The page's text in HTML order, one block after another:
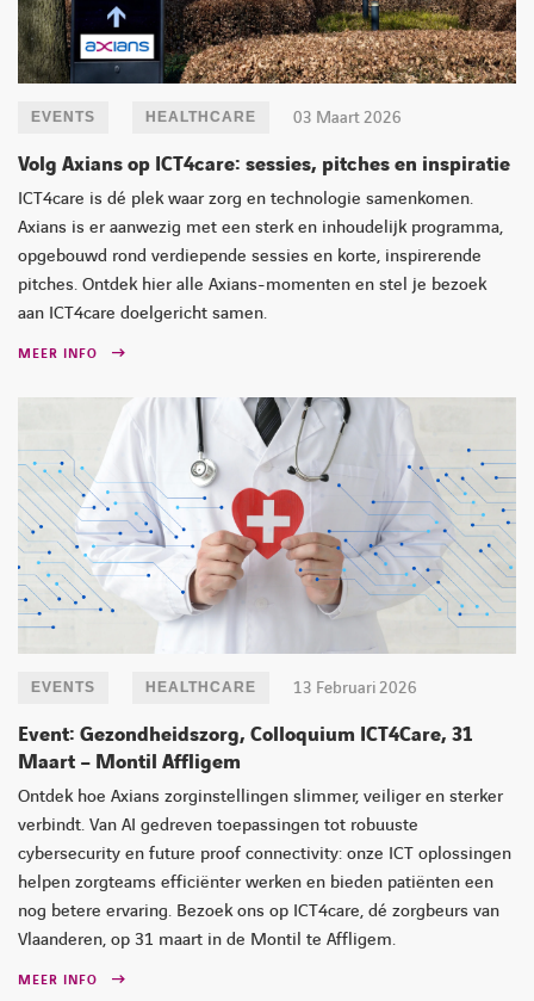
03 Maart 2026
EVENTS HEALTHCARE
Volg Axians op ICT4care: sessies, pitches en inspiratie
ICT4care is dé plek waar zorg en technologie samenkomen.
Axians is er aanwezig met een sterk en inhoudelijk programma,
opgebouwd rond verdiepende sessies en korte, inspirerende
pitches. Ontdek hier alle Axians-momenten en stel je bezoek
aan ICT4care doelgericht samen.
MEER INFO
13 Februari 2026
EVENTS HEALTHCARE
Event: Gezondheidszorg, Colloquium ICT4Care, 31
Maart – Montil Affligem
Ontdek hoe Axians zorginstellingen slimmer, veiliger en sterker
verbindt. Van AI gedreven toepassingen tot robuuste
cybersecurity en future proof connectivity: onze ICT oplossingen
helpen zorgteams efficiënter werken en bieden patiënten een
nog betere ervaring. Bezoek ons op ICT4care, dé zorgbeurs van
Vlaanderen, op 31 maart in de Montil te Affligem.
MEER INFO